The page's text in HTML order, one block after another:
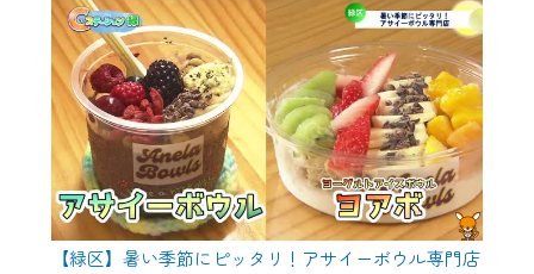
【緑区】暑い季節にピッタリ！アサイーボウル専門店
作業の間は、CCNetWebTVの画面が「メン
テナンス中」になり、ご利用いただけませ
ん。
ご不便をおかけいたしますが、ご了承の程
よろしくお願いいたします。